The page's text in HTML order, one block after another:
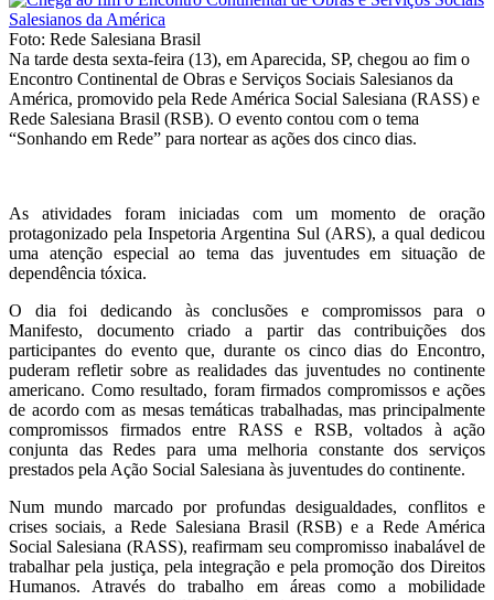
Foto: Rede Salesiana Brasil
Na tarde desta sexta-feira (13), em Aparecida, SP, chegou ao fim o
Encontro Continental de Obras e Serviços Sociais Salesianos da
América, promovido pela Rede América Social Salesiana (RASS) e
Rede Salesiana Brasil (RSB). O evento contou com o tema
“Sonhando em Rede” para nortear as ações dos cinco dias.
As atividades foram iniciadas com um momento de oração
protagonizado pela Inspetoria Argentina Sul (ARS), a qual dedicou
uma atenção especial ao tema das juventudes em situação de
dependência tóxica.
O dia foi dedicando às conclusões e compromissos para o
Manifesto, documento criado a partir das contribuições dos
participantes do evento que, durante os cinco dias do Encontro,
puderam refletir sobre as realidades das juventudes no continente
americano. Como resultado, foram firmados compromissos e ações
de acordo com as mesas temáticas trabalhadas, mas principalmente
compromissos firmados entre RASS e RSB, voltados à ação
conjunta das Redes para uma melhoria constante dos serviços
prestados pela Ação Social Salesiana às juventudes do continente.
Num mundo marcado por profundas desigualdades, conflitos e
crises sociais, a Rede Salesiana Brasil (RSB) e a Rede América
Social Salesiana (RASS), reafirmam seu compromisso inabalável de
trabalhar pela justiça, pela integração e pela promoção dos Direitos
Humanos. Através do trabalho em áreas como a mobilidade